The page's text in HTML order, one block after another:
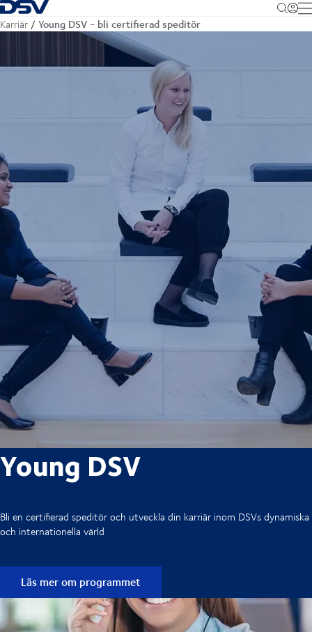
Tillbaka till hemsidan
Karriär Young DSV - bli certifierad speditör
Young DSV
Bli en certifierad speditör och utveckla din karriär inom DSVs dynamiska
och internationella värld
Läs mer om programmet